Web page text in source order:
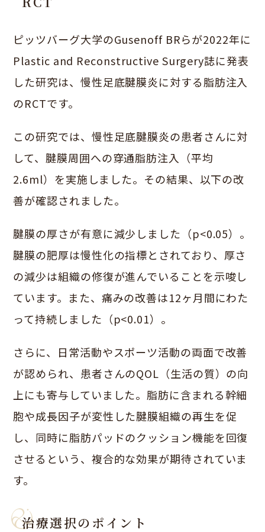
ピッツバーグ大学のGusenoff BRらが2022年に
Plastic and Reconstructive Surgery誌に発表
した研究は、慢性足底腱膜炎に対する脂肪注入
のRCTです。
この研究では、慢性足底腱膜炎の患者さんに対
して、腱膜周囲への穿通脂肪注入（平均
2.6ml）を実施しました。その結果、以下の改
善が確認されました。
腱膜の厚さが有意に減少しました（p<0.05）。
腱膜の肥厚は慢性化の指標とされており、厚さ
の減少は組織の修復が進んでいることを示唆し
ています。また、痛みの改善は12ヶ月間にわた
って持続しました（p<0.01）。
さらに、日常活動やスポーツ活動の両面で改善
が認められ、患者さんのQOL（生活の質）の向
上にも寄与していました。脂肪に含まれる幹細
胞や成長因子が変性した腱膜組織の再生を促
し、同時に脂肪パッドのクッション機能を回復
させるという、複合的な効果が期待されていま
す。
治療選択のポイント